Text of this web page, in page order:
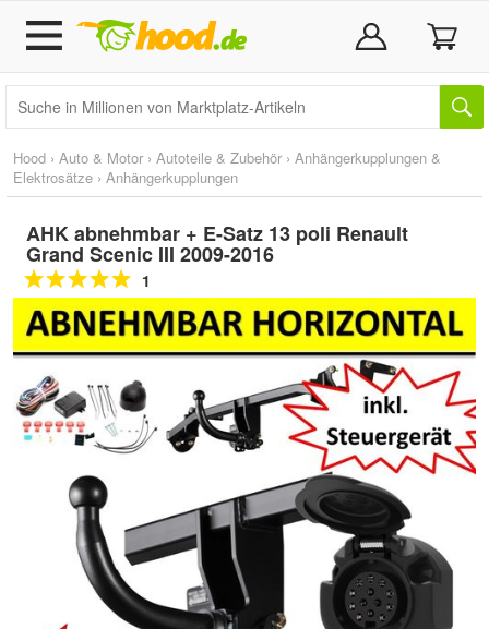
Hood › Auto & Motor › Autoteile & Zubehör › Anhängerkupplungen &
Elektrosätze › Anhängerkupplungen
AHK abnehmbar + E-Satz 13 poli Renault
Grand Scenic III 2009-2016
1